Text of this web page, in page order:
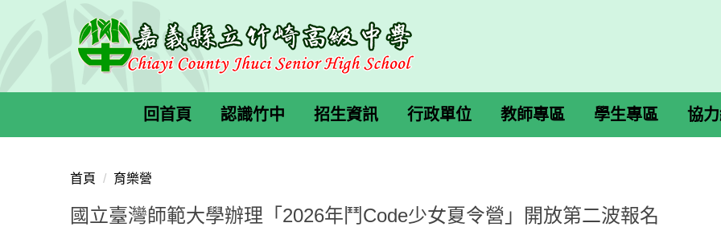
內
回首頁 認識竹中 招生資訊 行政單位 教師專區 學生專區 協
首頁 育樂營
國立臺灣師範大學辦理「2026年鬥Code少女夏令營」開放第二波報名